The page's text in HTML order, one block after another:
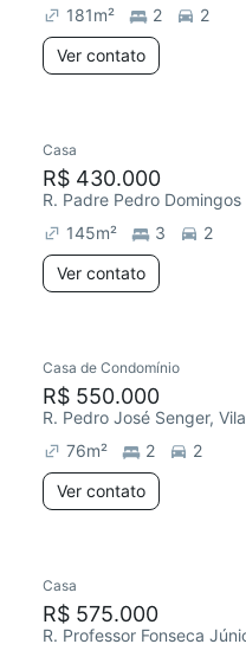
181m² 2
2
Ver contato
Casa
R$ 430.000
R. Padre Pedro
145m² 3
2
Ver contato
Casa de Condomínio
R$ 550.000
R. Pedro José Senger,
76m² 2
2
Ver contato
Casa
R$ 575.000
R. Professor Fonseca